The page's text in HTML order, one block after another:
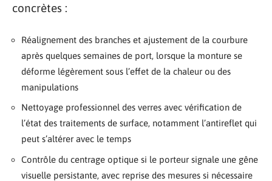
concrètes :
Réalignement des branches et ajustement de la courbure
après quelques semaines de port, lorsque la monture se
déforme légèrement sous l’effet de la chaleur ou des
manipulations
Nettoyage professionnel des verres avec vérification de
l’état des traitements de surface, notamment l’antireflet qui
peut s’altérer avec le temps
Contrôle du centrage optique si le porteur signale une gêne
visuelle persistante, avec reprise des mesures si nécessaire